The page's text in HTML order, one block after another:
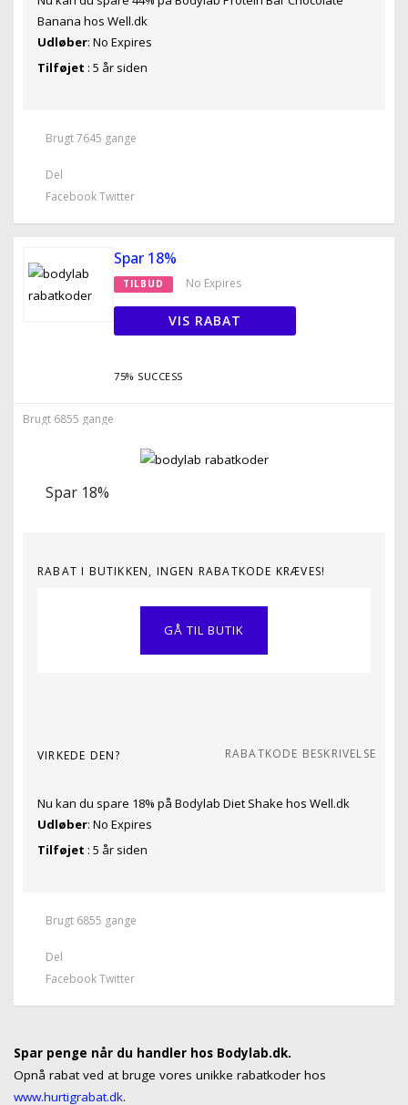
Banana hos Well.dk
Udløber: No Expires
Tilføjet : 5 år siden
Brugt 7645 gange
Del
FacebookTwitter
Spar 18%
TILBUD No Expires
VIS RABAT
75% SUCCESS
Brugt 6855 gange
Spar 18%
RABAT I BUTIKKEN, INGEN RABATKODE KRÆVES!
GÅ TIL BUTIK
VIRKEDE DEN? RABATKODE BESKRIVELSE
Nu kan du spare 18% på Bodylab Diet Shake hos Well.dk
Udløber: No Expires
Tilføjet : 5 år siden
Brugt 6855 gange
Del
FacebookTwitter
Spar penge når du handler hos Bodylab.dk.
Opnå rabat ved at bruge vores unikke rabatkoder hos
www.hurtigrabat.dk.